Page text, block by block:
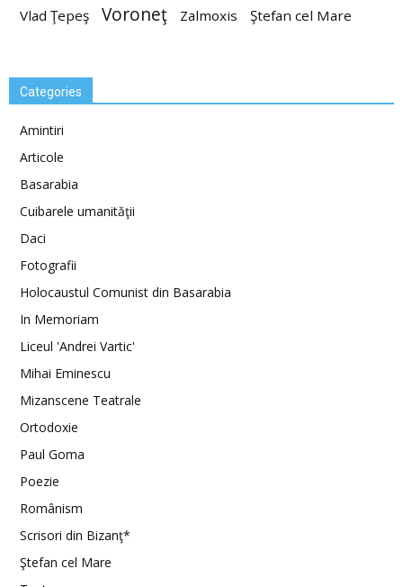
Vlad Ţepeş Voroneţ Zalmoxis Ştefan cel Mare
Categories
Amintiri
Articole
Basarabia
Cuibarele umanităţii
Daci
Fotografii
Holocaustul Comunist din Basarabia
In Memoriam
Liceul 'Andrei Vartic'
Mihai Eminescu
Mizanscene Teatrale
Ortodoxie
Paul Goma
Poezie
Românism
Scrisori din Bizanţ*
Ştefan cel Mare